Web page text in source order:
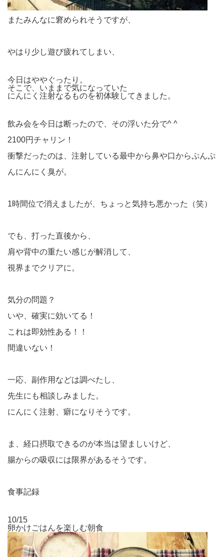
またみんなに窘められそうですが、
やはり少し遊び疲れてしまい、
今日はややぐったり。
そこで、いままで気になっていた
にんにく注射なるものを初体験してきました。
飲み会を今日は断ったので、その浮いた分で^ ^
2100円チャリン！
衝撃だったのは、注射している最中から鼻や口からぷんぷ
んにんにく臭が。
1時間位で消えましたが、ちょっと気持ち悪かった（笑）
でも、打った直後から、
肩や背中の重たい感じが解消して、
視界までクリアに。
気分の問題？
いや、確実に効いてる！
これは即効性ある！！
間違いない！
一応、副作用などは調べたし、
先生にも相談しみました。
にんにく注射、癖になりそうです。
ま、経口摂取できるのが本当は望ましいけど、
腸からの吸収には限界があるそうです。
食事記録
10/15
卵かけごはんを楽しむ朝食